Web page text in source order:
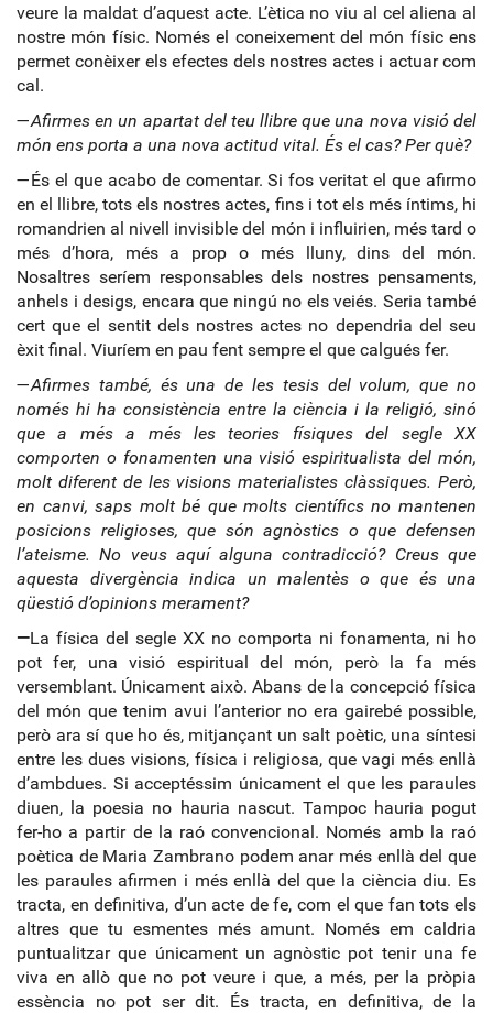
veure la maldat d’aquest acte. L’ètica no viu al cel aliena al
nostre món físic. Només el coneixement del món físic ens
permet conèixer els efectes dels nostres actes i actuar com
cal.
—Afirmes en un apartat del teu llibre que una nova visió del
món ens porta a una nova actitud vital. És el cas? Per què?
—És el que acabo de comentar. Si fos veritat el que afirmo
en el llibre, tots els nostres actes, fins i tot els més íntims, hi
romandrien al nivell invisible del món i influirien, més tard o
més d’hora, més a prop o més lluny, dins del món.
Nosaltres seríem responsables dels nostres pensaments,
anhels i desigs, encara que ningú no els veiés. Seria també
cert que el sentit dels nostres actes no dependria del seu
èxit final. Viuríem en pau fent sempre el que calgués fer.
—Afirmes també, és una de les tesis del volum, que no
només hi ha consistència entre la ciència i la religió, sinó
que a més a més les teories físiques del segle XX
comporten o fonamenten una visió espiritualista del món,
molt diferent de les visions materialistes clàssiques. Però,
en canvi, saps molt bé que molts científics no mantenen
posicions religioses, que són agnòstics o que defensen
l’ateisme. No veus aquí alguna contradicció? Creus que
aquesta divergència indica un malentès o que és una
qüestió d’opinions merament?
—La física del segle XX no comporta ni fonamenta, ni ho
pot fer, una visió espiritual del món, però la fa més
versemblant. Únicament això. Abans de la concepció física
del món que tenim avui l’anterior no era gairebé possible,
però ara sí que ho és, mitjançant un salt poètic, una síntesi
entre les dues visions, física i religiosa, que vagi més enllà
d’ambdues. Si acceptéssim únicament el que les paraules
diuen, la poesia no hauria nascut. Tampoc hauria pogut
fer-ho a partir de la raó convencional. Només amb la raó
poètica de Maria Zambrano podem anar més enllà del que
les paraules afirmen i més enllà del que la ciència diu. Es
tracta, en definitiva, d’un acte de fe, com el que fan tots els
altres que tu esmentes més amunt. Només em caldria
puntualitzar que únicament un agnòstic pot tenir una fe
viva en allò que no pot veure i que, a més, per la pròpia
essència no pot ser dit. És tracta, en definitiva, de la